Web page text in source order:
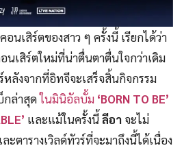
นเสิร์ตของสาว ๆ ครั้งนี้ เรียกได้ว่า
นเสิร์ตใหม่ที่น่าตื่นตาตื่นใจกว่าเดิม
หลังจากที่อิทจีจะเสร็จสิ้นกิจกรรม
กล่าสุดในมินิอัลบั้ม ‘BORN TO BE’
และแม้ในครั้งนี้ลีอา จะไม่
ะตารางเวิลด์ทัวร์ที่จะมาถึงนี้ได้เนื่อง